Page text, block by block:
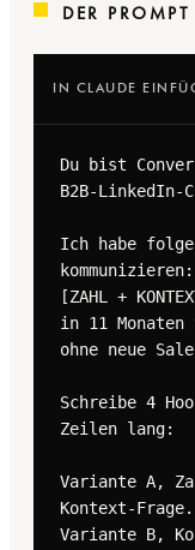
DER PROMPT
IN CLAUDE
Du bist
B2B-LinkedIn-
Ich habe
kommunizieren:
[ZAHL +
in 11 Monaten
ohne neue
Schreibe 4
Zeilen lang:
Variante A,
Kontext-Frage.
Variante B,